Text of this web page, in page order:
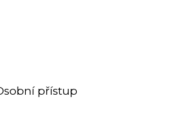
přístup